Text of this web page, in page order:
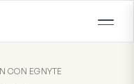
CON EGNYTE